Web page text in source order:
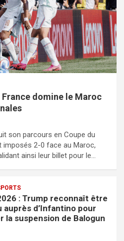
France domine le Maroc
son parcours en Coupe du
imposés 2-0 face au Maroc,
ainsi leur billet pour le…
: Trump reconnaît être
auprès d’Infantino pour
la suspension de Balogun